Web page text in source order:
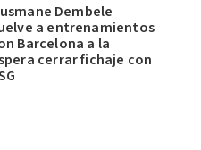
Dembele
a entrenamientos
Barcelona a la
cerrar fichaje con